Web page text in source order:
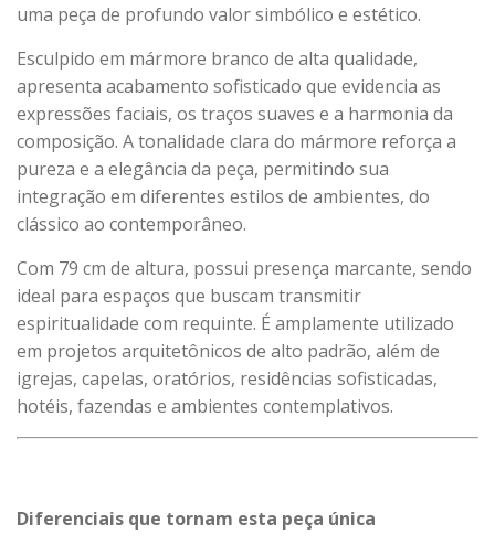
uma peça de profundo valor simbólico e estético.
Esculpido em mármore branco de alta qualidade,
apresenta acabamento sofisticado que evidencia as
expressões faciais, os traços suaves e a harmonia da
composição. A tonalidade clara do mármore reforça a
pureza e a elegância da peça, permitindo sua
integração em diferentes estilos de ambientes, do
clássico ao contemporâneo.
Com 79 cm de altura, possui presença marcante, sendo
ideal para espaços que buscam transmitir
espiritualidade com requinte. É amplamente utilizado
em projetos arquitetônicos de alto padrão, além de
igrejas, capelas, oratórios, residências sofisticadas,
hotéis, fazendas e ambientes contemplativos.
Diferenciais que tornam esta peça única